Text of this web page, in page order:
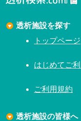
透析施設を探す
トップページ
はじめてご
ご利用規約
透析施設の皆様へ